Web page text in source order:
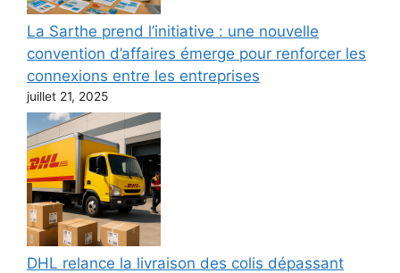
La Sarthe prend l’initiative : une nouvelle
convention d’affaires émerge pour renforcer les
connexions entre les entreprises
juillet 21, 2025
DHL relance la livraison des colis dépassant